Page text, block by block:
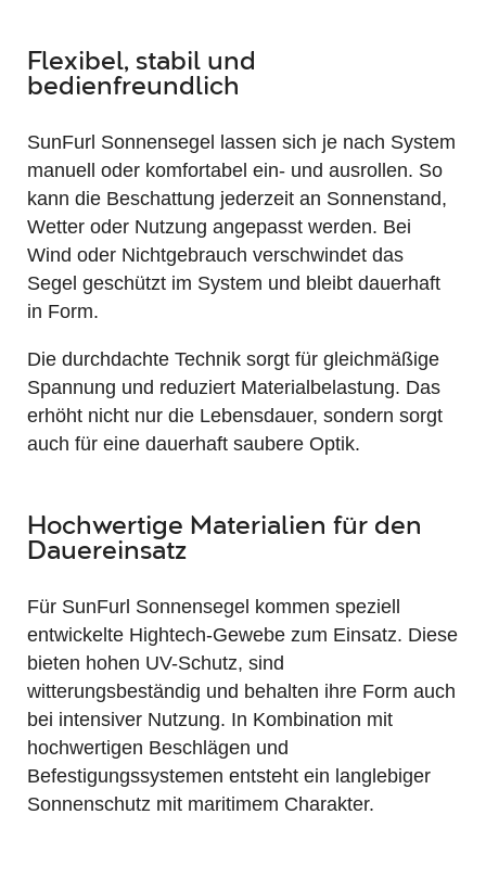
Flexibel, stabil und
bedienfreundlich
SunFurl Sonnensegel lassen sich je nach System
manuell oder komfortabel ein- und ausrollen. So
kann die Beschattung jederzeit an Sonnenstand,
Wetter oder Nutzung angepasst werden. Bei
Wind oder Nichtgebrauch verschwindet das
Segel geschützt im System und bleibt dauerhaft
in Form.
Die durchdachte Technik sorgt für gleichmäßige
Spannung und reduziert Materialbelastung. Das
erhöht nicht nur die Lebensdauer, sondern sorgt
auch für eine dauerhaft saubere Optik.
Hochwertige Materialien für den
Dauereinsatz
Für SunFurl Sonnensegel kommen speziell
entwickelte Hightech-Gewebe zum Einsatz. Diese
bieten hohen UV-Schutz, sind
witterungsbeständig und behalten ihre Form auch
bei intensiver Nutzung. In Kombination mit
hochwertigen Beschlägen und
Befestigungssystemen entsteht ein langlebiger
Sonnenschutz mit maritimem Charakter.